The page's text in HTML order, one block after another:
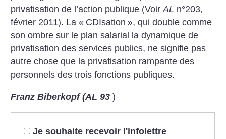
privatisation de l’action publique (VoirAL n°203,
février 2011). La « CDIsation », qui double comme
son ombre sur le plan salarial la dynamique de
privatisation des services publics, ne signifie pas
autre chose que la privatisation rampante des
personnels des trois fonctions publiques.
Franz Biberkopf (AL 93 )
Je souhaite recevoir l'infolettre